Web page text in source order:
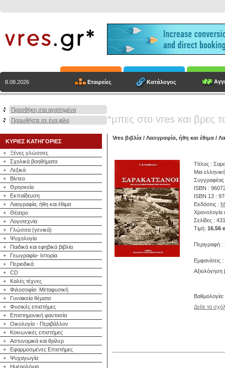
8.08.2026 Εταιρείες Κατάλογος
Προσθήκη στα αγαπημένα
Προωθήστε σε ένα φίλο
*μπες στο vres και βρες
ΚΥΡΙΕΣ ΚΑΤΗΓΟΡΙΕΣ
+
Ξένες γλώσσες
+
Σχολικά βοηθήματα
+
Λεξικά
+
Βίντεο
+
Θρησκεία
+
Εκπαίδευση
+
Λαογραφία, ήθη και έθιμα
+
Θέατρο
+
Λογοτεχνία
+
Γλώσσα (γενικά)
+
Ψυχολογία
+
Παιδικά και εφηβικά βιβλία
+
Γεωγραφία- Ιστορία
+
Περιοδικά
+
CD
+
Καλές τέχνες
+
Φιλοσοφία- Μεταφυσική
+
Γυναικεία θέματα
+
Φυσικές επιστήμες
+
Επιστημονική φαντασία
+
Οικολογία - Περιβάλλον
+
Κοινωνικές επιστήμες
+
Αστυνομικά και θρίλερ
+
Εφαρμοσμένες Επιστήμες
+
Ψυχαγωγία
+
Ημερολόγια
Vres βιβλία / Λαογραφία, ήθη και έθιμα /
Τίτλος :
Μια
ISBN :
ISBN 13 :
Εκδόσεις :
Χρονολογία
Σελίδες : 431
Τιμή: 16.56
Περιγραφή
Εμφανίσεις
Αξιολόγηση
Βαθμολογία:
Δείτε τα